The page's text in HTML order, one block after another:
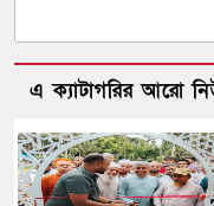
এ ক্যাটাগরির আরো